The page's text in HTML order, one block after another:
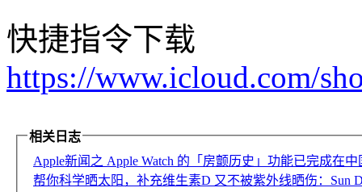
快捷指令下载
https://www.icloud.com/
相关日志
Apple新闻之 Apple Watch 的「房颤历史」功能已完成在
帮你科学晒太阳，补充维生素D 又不被紫外线晒伤：Sun